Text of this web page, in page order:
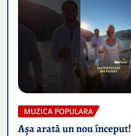
MUZICA POPULARA
Așa arată un nou început!